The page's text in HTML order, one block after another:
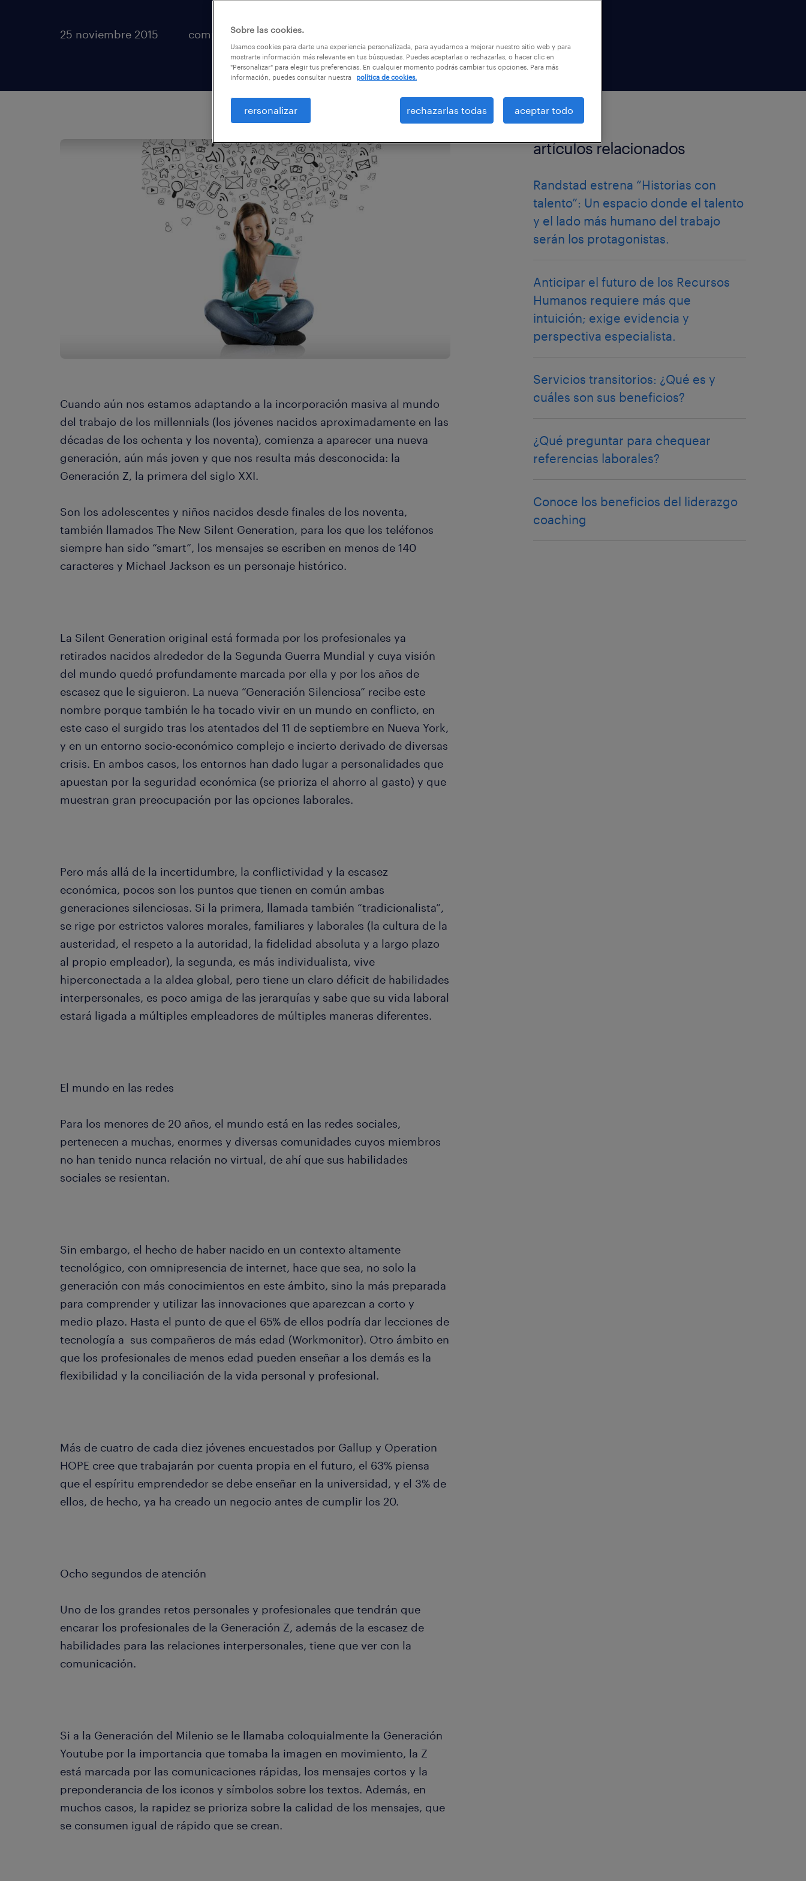
25 noviembre 2015 compartir artículos
Cuando aún nos estamos adaptando a la incorporación masiva al mundo
del trabajo de los millennials (los jóvenes nacidos aproximadamente en las
décadas de los ochenta y los noventa), comienza a aparecer una nueva
generación, aún más joven y que nos resulta más desconocida: la
Generación Z, la primera del siglo XXI.
Son los adolescentes y niños nacidos desde finales de los noventa,
también llamados The New Silent Generation, para los que los teléfonos
siempre han sido “smart”, los mensajes se escriben en menos de 140
caracteres y Michael Jackson es un personaje histórico.
La Silent Generation original está formada por los profesionales ya
retirados nacidos alrededor de la Segunda Guerra Mundial y cuya visión
del mundo quedó profundamente marcada por ella y por los años de
escasez que le siguieron. La nueva “Generación Silenciosa” recibe este
nombre porque también le ha tocado vivir en un mundo en conflicto, en
este caso el surgido tras los atentados del 11 de septiembre en Nueva York,
y en un entorno socio-económico complejo e incierto derivado de diversas
crisis. En ambos casos, los entornos han dado lugar a personalidades que
apuestan por la seguridad económica (se prioriza el ahorro al gasto) y que
muestran gran preocupación por las opciones laborales.
Pero más allá de la incertidumbre, la conflictividad y la escasez
económica, pocos son los puntos que tienen en común ambas
generaciones silenciosas. Si la primera, llamada también “tradicionalista”,
se rige por estrictos valores morales, familiares y laborales (la cultura de la
austeridad, el respeto a la autoridad, la fidelidad absoluta y a largo plazo
al propio empleador), la segunda, es más individualista, vive
hiperconectada a la aldea global, pero tiene un claro déficit de habilidades
interpersonales, es poco amiga de las jerarquías y sabe que su vida laboral
estará ligada a múltiples empleadores de múltiples maneras diferentes.
El mundo en las redes
Para los menores de 20 años, el mundo está en las redes sociales,
pertenecen a muchas, enormes y diversas comunidades cuyos miembros
no han tenido nunca relación no virtual, de ahí que sus habilidades
sociales se resientan.
Sin embargo, el hecho de haber nacido en un contexto altamente
tecnológico, con omnipresencia de internet, hace que sea, no solo la
generación con más conocimientos en este ámbito, sino la más preparada
para comprender y utilizar las innovaciones que aparezcan a corto y
medio plazo. Hasta el punto de que el 65% de ellos podría dar lecciones de
tecnología a sus compañeros de más edad (Workmonitor). Otro ámbito en
que los profesionales de menos edad pueden enseñar a los demás es la
flexibilidad y la conciliación de la vida personal y profesional.
Más de cuatro de cada diez jóvenes encuestados por Gallup y Operation
HOPE cree que trabajarán por cuenta propia en el futuro, el 63% piensa
que el espíritu emprendedor se debe enseñar en la universidad, y el 3% de
ellos, de hecho, ya ha creado un negocio antes de cumplir los 20.
Ocho segundos de atención
Uno de los grandes retos personales y profesionales que tendrán que
encarar los profesionales de la Generación Z, además de la escasez de
habilidades para las relaciones interpersonales, tiene que ver con la
comunicación.
Si a la Generación del Milenio se le llamaba coloquialmente la Generación
Youtube por la importancia que tomaba la imagen en movimiento, la Z
está marcada por las comunicaciones rápidas, los mensajes cortos y la
preponderancia de los iconos y símbolos sobre los textos. Además, en
muchos casos, la rapidez se prioriza sobre la calidad de los mensajes, que
se consumen igual de rápido que se crean.
artículos relacionados
Randstad estrena “Historias con
talento”: Un espacio donde el talento
y el lado más humano del trabajo
serán los protagonistas.
Anticipar el futuro de los Recursos
Humanos requiere más que
intuición; exige evidencia y
perspectiva especialista.
Servicios transitorios: ¿Qué es y
cuáles son sus beneficios?
¿Qué preguntar para chequear
referencias laborales?
Conoce los beneficios del liderazgo
coaching
Sobre las cookies.
Usamos cookies para darte una experiencia personalizada, para ayudarnos a mejorar nuestro sitio web y para
mostrarte información más relevante en tus búsquedas. Puedes aceptarlas o rechazarlas, o hacer clic en
"Personalizar" para elegir tus preferencias. En cualquier momento podrás cambiar tus opciones. Para más
información, puedes consultar nuestra
política de cookies.
rersonalizar rechazarlas todas aceptar todo